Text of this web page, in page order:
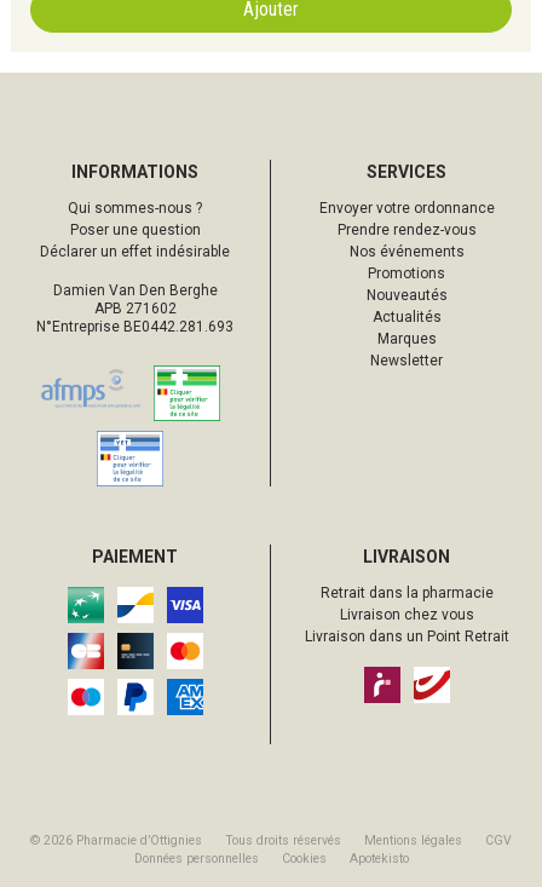
Ajouter
INFORMATIONS
Qui sommes-nous ?
Poser une question
Déclarer un effet indésirable
Damien Van Den Berghe
APB 271602
N°Entreprise BE0442.281.693
SERVICES
Envoyer votre ordonnance
Prendre rendez-vous
Nos événements
Promotions
Nouveautés
Actualités
Marques
Newsletter
PAIEMENT LIVRAISON
Retrait dans la pharmacie
Livraison chez vous
Livraison dans un Point Retrait
© 2026 Pharmacie d’Ottignies Tous droits réservés Mentions légales
CGV
Données personnelles
Cookies Apotekisto